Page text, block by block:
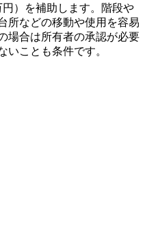
）を補助します。階段や
所などの移動や使用を容易
場合は所有者の承認が必要
いことも条件です。